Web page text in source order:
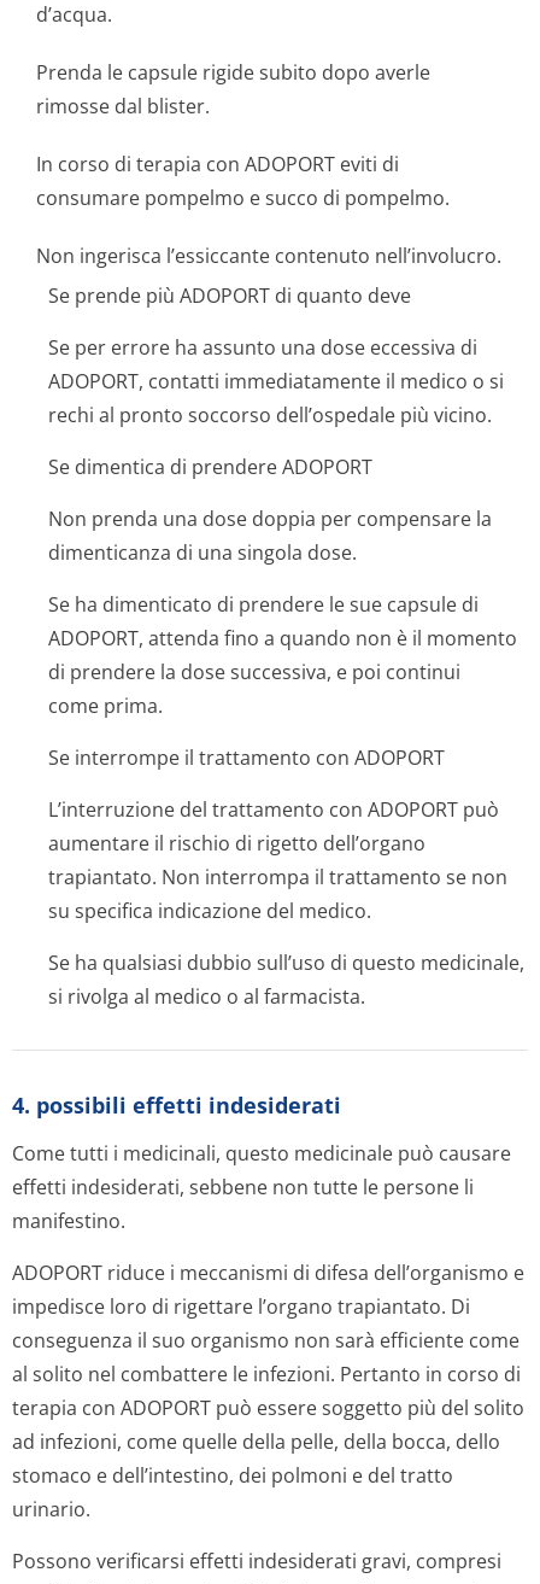
d’acqua.
Prenda le capsule rigide subito dopo averle
rimosse dal blister.
In corso di terapia con ADOPORT eviti di
consumare pompelmo e succo di pompelmo.
Non ingerisca l’essiccante contenuto nell’involucro.
Se prende più ADOPORT di quanto deve
Se per errore ha assunto una dose eccessiva di
ADOPORT, contatti immediatamente il medico o si
rechi al pronto soccorso dell’ospedale più vicino.
Se dimentica di prendere ADOPORT
Non prenda una dose doppia per compensare la
dimenticanza di una singola dose.
Se ha dimenticato di prendere le sue capsule di
ADOPORT, attenda fino a quando non è il momento
di prendere la dose successiva, e poi continui
come prima.
Se interrompe il trattamento con ADOPORT
L’interruzione del trattamento con ADOPORT può
aumentare il rischio di rigetto dell’organo
trapiantato. Non interrompa il trattamento se non
su specifica indicazione del medico.
Se ha qualsiasi dubbio sull’uso di questo medicinale,
si rivolga al medico o al farmacista.
4. possibili effetti indesiderati
Come tutti i medicinali, questo medicinale può causare
effetti indesiderati, sebbene non tutte le persone li
manifestino.
ADOPORT riduce i meccanismi di difesa dell’organismo e
impedisce loro di rigettare l’organo trapiantato. Di
conseguenza il suo organismo non sarà efficiente come
al solito nel combattere le infezioni. Pertanto in corso di
terapia con ADOPORT può essere soggetto più del solito
ad infezioni, come quelle della pelle, della bocca, dello
stomaco e dell’intestino, dei polmoni e del tratto
urinario.
Possono verificarsi effetti indesiderati gravi, compresi